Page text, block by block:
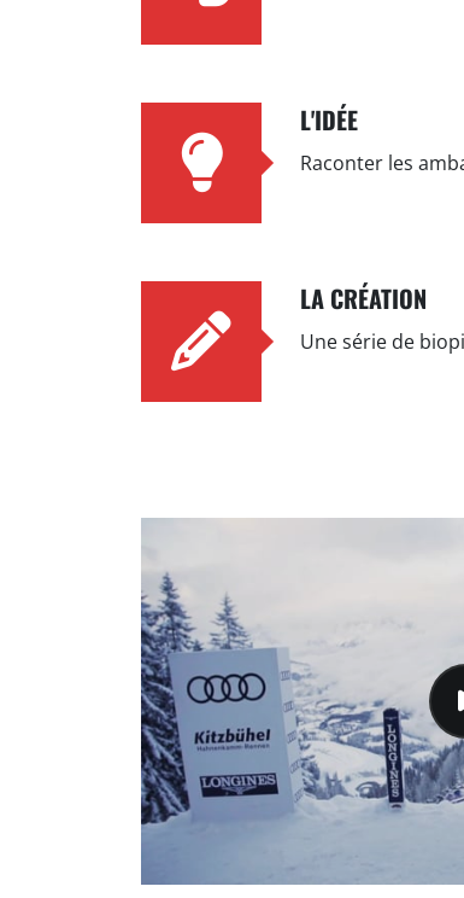
L'IDÉE
Raconter les
LA CRÉATION
Une série de